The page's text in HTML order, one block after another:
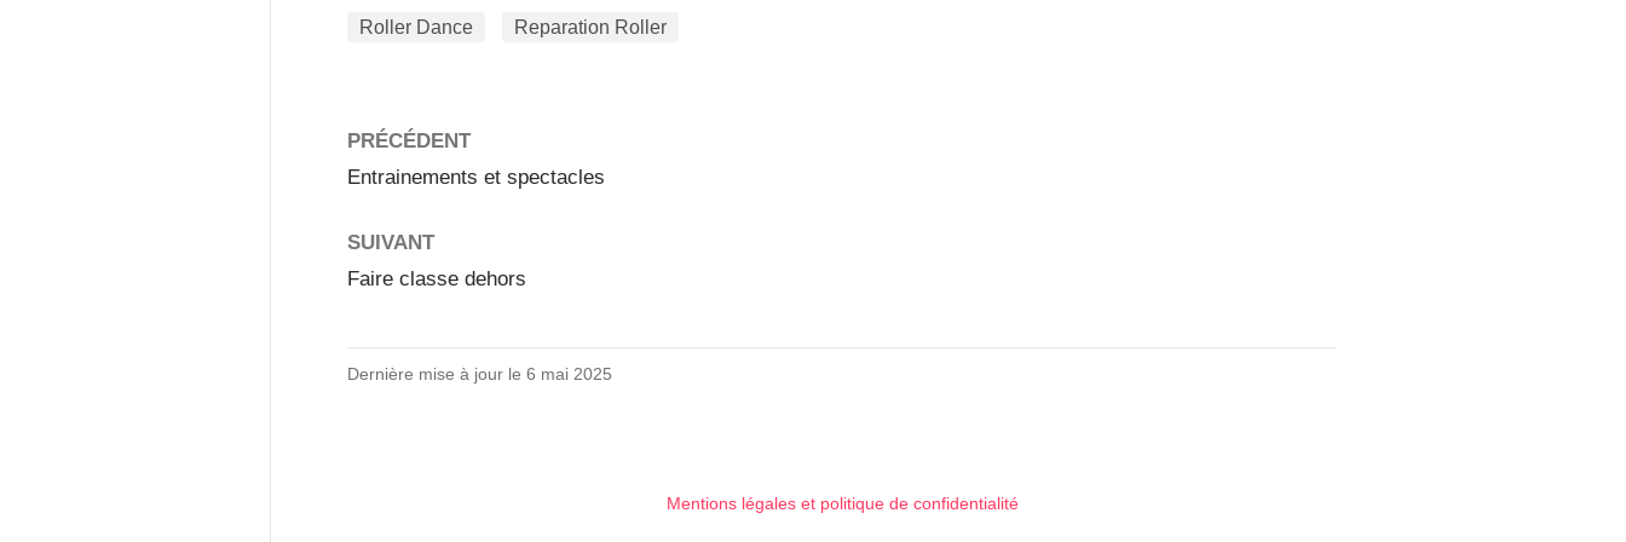
Roller Dance Reparation Roller
PRÉCÉDENT
Entrainements et spectacles
SUIVANT
Faire classe dehors
Dernière mise à jour le 6 mai 2025
Mentions légales et politique de confidentialité